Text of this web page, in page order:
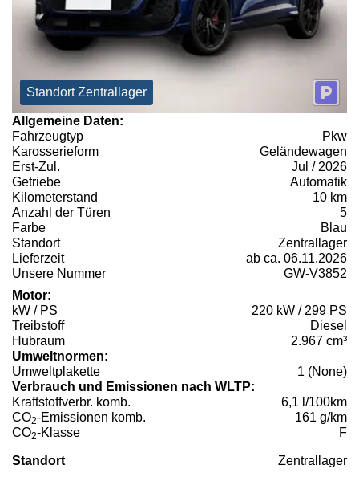
Standort Zentrallager
Allgemeine Daten:
Fahrzeugtyp
Pkw
Karosserieform
Geländewagen
Erst-Zul.
Jul / 2026
Getriebe
Automatik
Kilometerstand
10 km
Anzahl der Türen
5
Farbe
Blau
Standort
Zentrallager
Lieferzeit
ab ca. 06.11.2026
Unsere Nummer
GW-V3852
Motor:
kW / PS
220 kW / 299 PS
Treibstoff
Diesel
Hubraum
2.967 cm³
Umweltnormen:
Umweltplakette
1 (None)
Verbrauch und Emissionen nach WLTP:
Kraftstoffverbr. komb.
6,1 l/100km
CO2-Emissionen komb.
161 g/km
CO2-Klasse F
Standort Zentrallager